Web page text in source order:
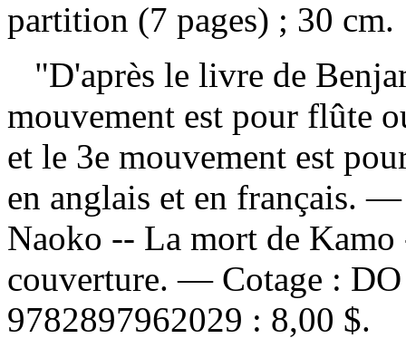
partition (7 pages) ; 30 cm.
"D'après le livre de
mouvement est pour flûte
et le 3e mouvement est
en anglais et en français.
Naoko -- La mort de
couverture. — Cotage :
9782897962029 : 8,00 $.